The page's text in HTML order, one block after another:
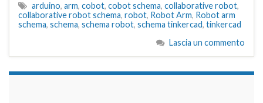
arduino, arm, cobot, cobot schema, collaborative robot,
collaborative robot schema, robot, Robot Arm, Robot arm
schema, schema, schema robot, schema tinkercad, tinkercad
Lascia un commento